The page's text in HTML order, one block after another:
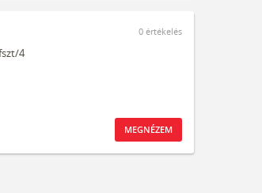
4
0 értékelés
MEGNÉZEM